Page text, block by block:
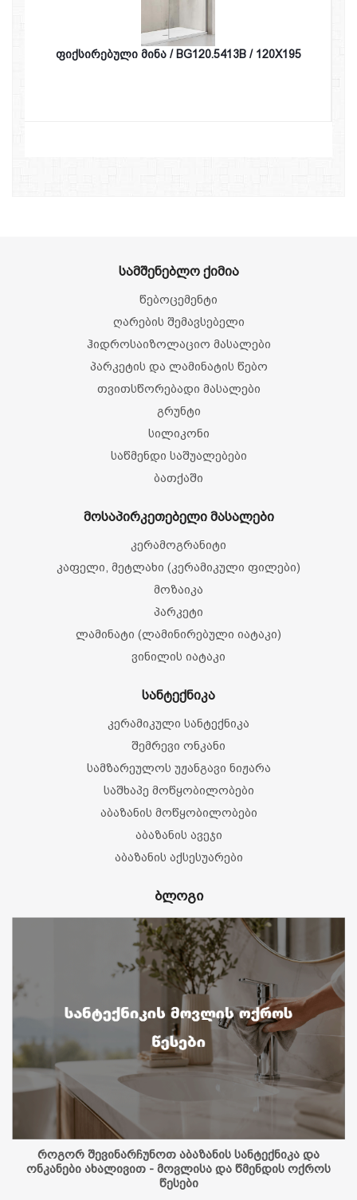
ფიქსირებული მინა / BG120.5413B / 120X195
სამშენებლო ქიმია
წებოცემენტი
ღარების შემავსებელი
ჰიდროსაიზოლაციო მასალები
პარკეტის და ლამინატის წებო
თვითსწორებადი მასალები
გრუნტი
სილიკონი
საწმენდი საშუალებები
ბათქაში
მოსაპირკეთებელი მასალები
კერამოგრანიტი
კაფელი, მეტლახი (კერამიკული ფილები)
მოზაიკა
პარკეტი
ლამინატი (ლამინირებული იატაკი)
ვინილის იატაკი
სანტექნიკა
კერამიკული სანტექნიკა
შემრევი ონკანი
სამზარეულოს უჟანგავი ნიჟარა
საშხაპე მოწყობილობები
აბაზანის მოწყობილობები
აბაზანის ავეჯი
აბაზანის აქსესუარები
ბლოგი
როგორ შევინარჩუნოთ აბაზანის სანტექნიკა და
ონკანები ახალივით - მოვლისა და წმენდის ოქროს
წესები